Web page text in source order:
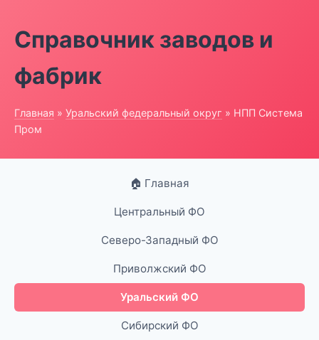
Справочник заводов и
фабрик
Главная » Уральский федеральный округ » НПП Система
Пром
🏠 Главная
Центральный ФО
Северо-Западный ФО
Приволжский ФО
Уральский ФО
Сибирский ФО